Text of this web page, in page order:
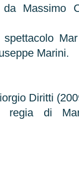
da Massimo
Marini.
Diritti
regia di